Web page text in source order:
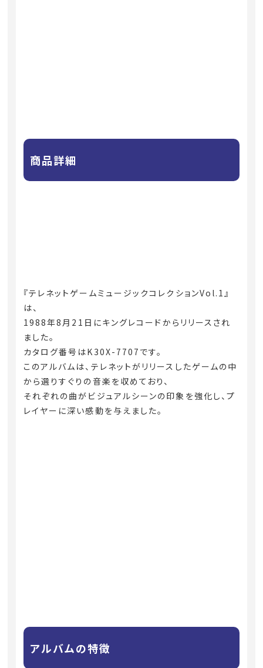
商品詳細
『テレネットゲームミュージックコレクションVol.1』
は、
1988年8月21日にキングレコードからリリースされ
ました。
カタログ番号はK30X-7707です。
このアルバムは、テレネットがリリースしたゲームの中
から選りすぐりの音楽を収めており、
それぞれの曲がビジュアルシーンの印象を強化し、プ
レイヤーに深い感動を与えました。
アルバムの特徴